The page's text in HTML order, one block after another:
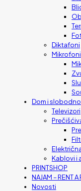
Diktafoni
Dom i
Televizori
Kablovi i
PRINTSHOP
NAJAM – RENT A
Novosti